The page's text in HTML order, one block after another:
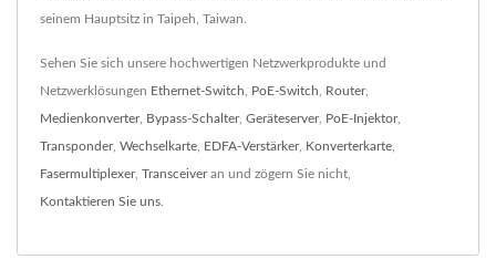
seinem Hauptsitz in Taipeh, Taiwan.
Sehen Sie sich unsere hochwertigen Netzwerkprodukte und
Netzwerklösungen Ethernet-Switch PoE-Switch Router,
Medienkonverter, Bypass-Schalter, Geräteserver, PoE-Injektor,
Transponder, Wechselkarte EDFA-Verstärker, Konverterkarte
Fasermultiplexer, Transceiveran und zögern Sie nicht,
Kontaktieren Sie uns